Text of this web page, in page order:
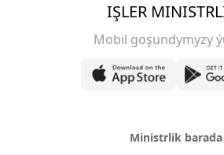
IŞLER
Mobil goşundymyzy
Ministrlik barada